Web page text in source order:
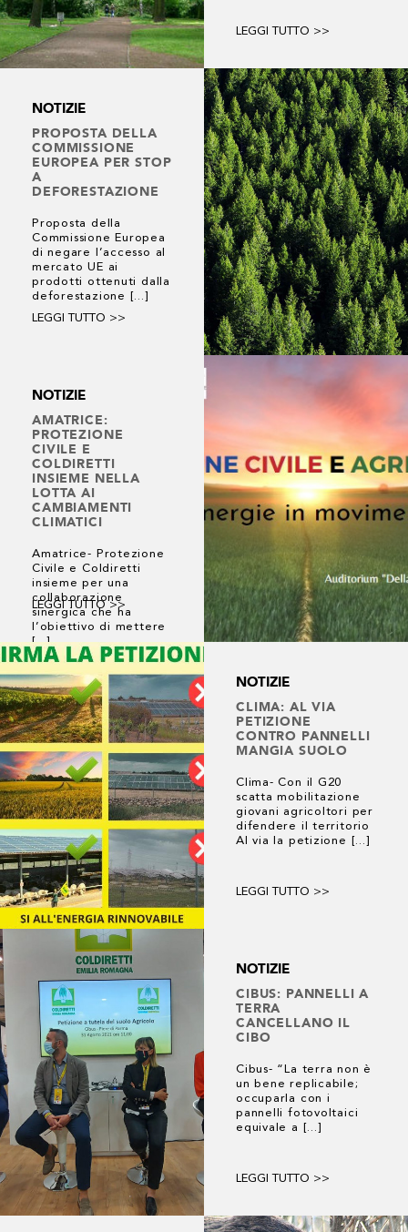
LEGGI TUTTO >>
NOTIZIE
PROPOSTA DELLA
COMMISSIONE
EUROPEA PER STOP
A
DEFORESTAZIONE
Proposta della
Commissione Europea
di negare l’accesso al
mercato UE ai
prodotti ottenuti dalla
deforestazione [...]
LEGGI TUTTO >>
NOTIZIE
AMATRICE:
PROTEZIONE
CIVILE E
COLDIRETTI
INSIEME NELLA
LOTTA AI
CAMBIAMENTI
CLIMATICI
Amatrice- Protezione
Civile e Coldiretti
insieme per una
collaborazione
sinergica che ha
l’obiettivo di mettere
[...]
LEGGI TUTTO >>
NOTIZIE
CLIMA: AL VIA
PETIZIONE
CONTRO PANNELLI
MANGIA SUOLO
Clima- Con il G20
scatta mobilitazione
giovani agricoltori per
difendere il territorio
Al via la petizione [...]
LEGGI TUTTO >>
NOTIZIE
CIBUS: PANNELLI A
TERRA
CANCELLANO IL
CIBO
Cibus- “La terra non è
un bene replicabile;
occuparla con i
pannelli fotovoltaici
equivale a [...]
LEGGI TUTTO >>